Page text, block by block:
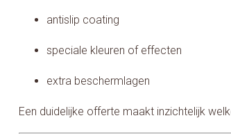
antislip coating
speciale kleuren of effecten
extra beschermlagen
Een duidelijke offerte maakt inzichtelijk